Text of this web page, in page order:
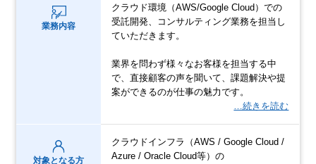
業務内容
クラウド環境（AWS/Google Cloud）での
受託開発、コンサルティング業務を担当し
ていただきます。
業界を問わず様々なお客様を担当する中
で、直接顧客の声を聞いて、課題解決や提
案ができるのが仕事の魅力です。
…続きを読む
対象となる方
クラウドインフラ（AWS / Google Cloud /
Azure / Oracle Cloud等）の